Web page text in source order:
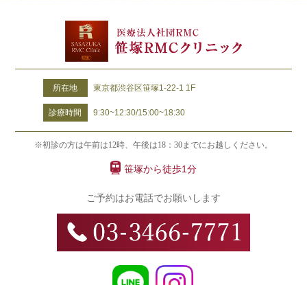
所在地 東京都渋谷区笹塚1-22-1 1F
診療時間 9:30~12:30/15:00~18:30
※初診の方は午前は12時、午後は18：30までにお越しください。
笹塚から徒歩1分
ご予約はお電話でお願いします